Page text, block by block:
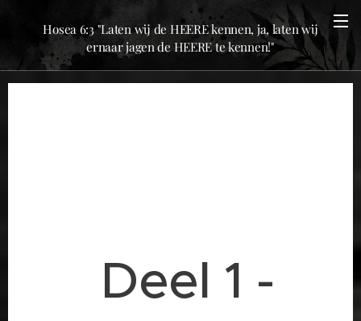
Hosea 6:3 "Laten wij de HEERE kennen, ja, laten wij
ernaar jagen de HEERE te kennen!"
Deel 1 -